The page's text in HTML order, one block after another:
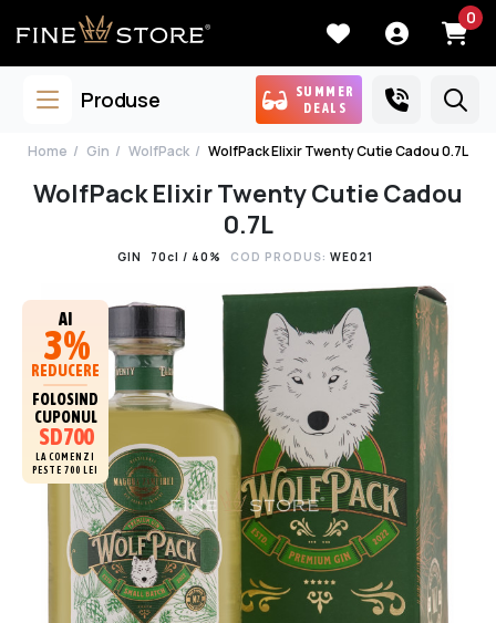
0
Produse
SUMMER
DEALS
Home Gin WolfPack WolfPack Elixir Twenty Cutie Cadou 0.7L
WolfPack Elixir Twenty Cutie Cadou
0.7L
GIN 70cl / 40% COD PRODUS: WE021
AI
3%
REDUCERE
FOLOSIND
CUPONUL
SD700
LA COMENZI
PESTE 700 LEI